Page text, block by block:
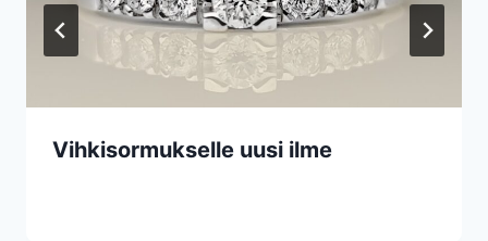
Vihkisormukselle uusi ilme